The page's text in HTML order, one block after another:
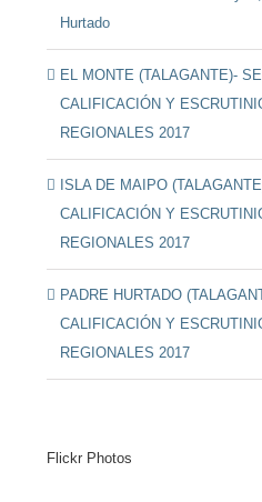
Hurtado
EL MONTE (TALAGANTE)-
CALIFICACIÓN Y
REGIONALES 2017
ISLA DE MAIPO
CALIFICACIÓN Y
REGIONALES 2017
PADRE HURTADO
CALIFICACIÓN Y
REGIONALES 2017
Flickr Photos